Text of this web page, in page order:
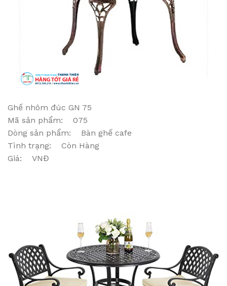
Ghế nhôm đúc GN 75
Mã sản phẩm: 075
Dòng sản phẩm: Bàn ghế cafe
Tình trạng: Còn Hàng
Giá: VNĐ